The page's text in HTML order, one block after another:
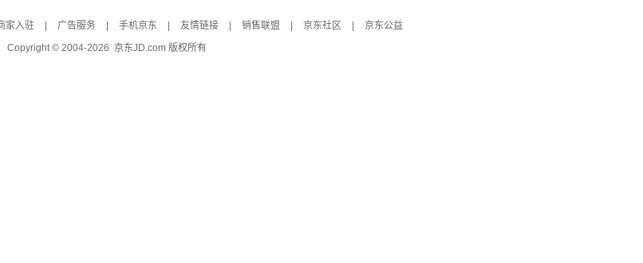
家入驻 广告服务 手机京东 友情链接 销售联盟 京东社区
京东公益
Copyright © 2004-2026 京东JD.com 版权所有